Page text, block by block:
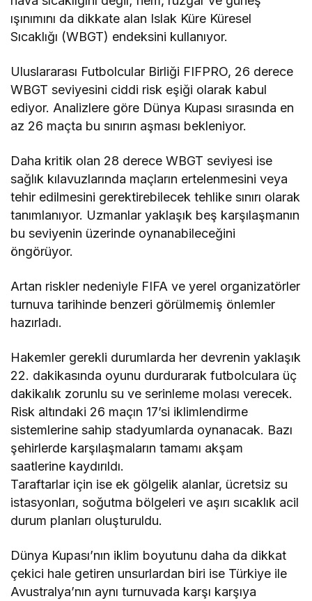
ışınımını da dikkate alan Islak Küre Küresel
Sıcaklığı (WBGT) endeksini kullanıyor.
Uluslararası Futbolcular Birliği FIFPRO, 26 derece
WBGT seviyesini ciddi risk eşiği olarak kabul
ediyor. Analizlere göre Dünya Kupası sırasında en
az 26 maçta bu sınırın aşması bekleniyor.
Daha kritik olan 28 derece WBGT seviyesi ise
sağlık kılavuzlarında maçların ertelenmesini veya
tehir edilmesini gerektirebilecek tehlike sınırı olarak
tanımlanıyor. Uzmanlar yaklaşık beş karşılaşmanın
bu seviyenin üzerinde oynanabileceğini
öngörüyor.
Artan riskler nedeniyle FIFA ve yerel organizatörler
turnuva tarihinde benzeri görülmemiş önlemler
hazırladı.
Hakemler gerekli durumlarda her devrenin yaklaşık
22. dakikasında oyunu durdurarak futbolculara üç
dakikalık zorunlu su ve serinleme molası verecek.
Risk altındaki 26 maçın 17’si iklimlendirme
sistemlerine sahip stadyumlarda oynanacak. Bazı
şehirlerde karşılaşmaların tamamı akşam
saatlerine kaydırıldı.
Taraftarlar için ise ek gölgelik alanlar, ücretsiz su
istasyonları, soğutma bölgeleri ve aşırı sıcaklık acil
durum planları oluşturuldu.
Dünya Kupası’nın iklim boyutunu daha da dikkat
çekici hale getiren unsurlardan biri ise Türkiye ile
Avustralya’nın aynı turnuvada karşı karşıya